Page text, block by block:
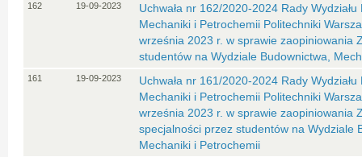
162 19-09-2023
Uchwała nr 162/2020-2024 Rady
Mechaniki i Petrochemii Politechniki
września 2023 r. w sprawie zaopiniowania
studentów na Wydziale Budownictwa,
161 19-09-2023
Uchwała nr 161/2020-2024 Rady
Mechaniki i Petrochemii Politechniki
września 2023 r. w sprawie zaopiniowania
specjalności przez studentów na Wydziale
Mechaniki i Petrochemii